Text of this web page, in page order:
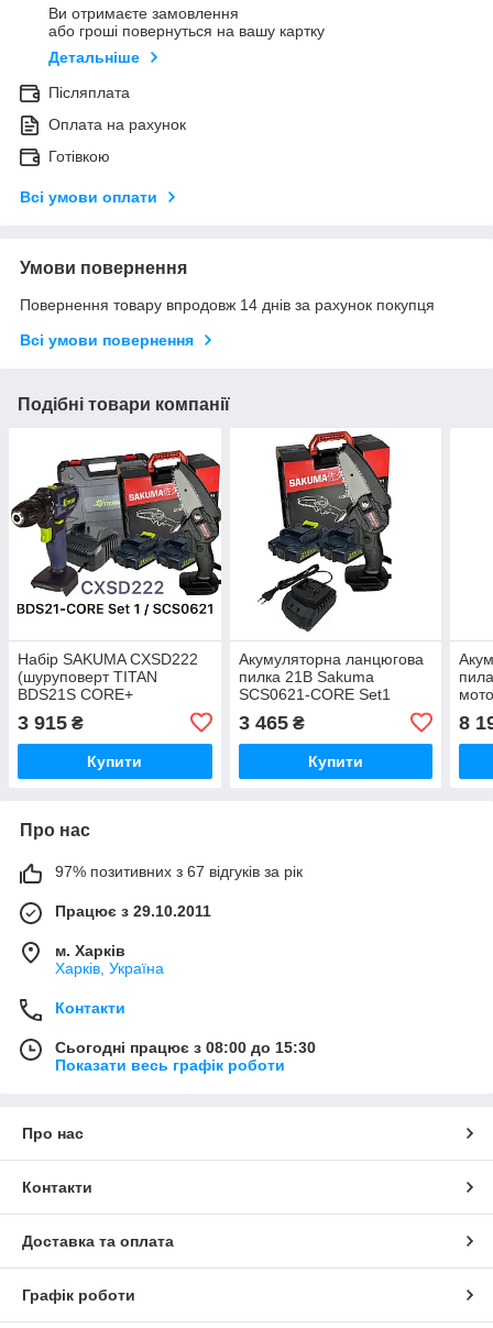
Ви отримаєте замовлення
або гроші повернуться на вашу картку
Детальніше
Післяплата
Оплата на рахунок
Готівкою
Всі умови оплати
Умови повернення
Повернення товару впродовж 14 днів за рахунок покупця
Всі умови повернення
Подібні товари компанії
Набір SAKUMA CXSD222
(шуруповерт TITAN
BDS21S CORE+
акумуляторна ланцюгова
пилка SAKUMA SCS0621-
CORE
3 915 ₴
Купити
Акумуляторна ланцюгова
пилка 21В Sakuma
SCS0621-CORE Set1
3 465₴
Купити
8
Про нас
97% позитивних з 67 відгуків за рік
Працює з 29.10.2011
м. Харків
Харків, Україна
Контакти
Сьогодні працює з 08:00 до 15:30
Показати весь графік роботи
Про нас
Контакти
Доставка та оплата
Графік роботи